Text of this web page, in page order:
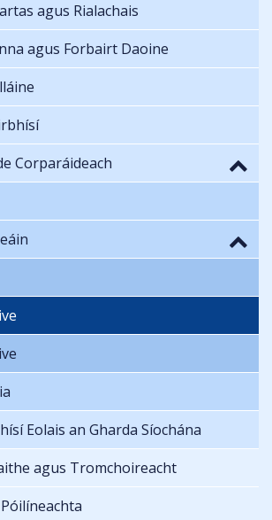
agus Rialachais
agus Forbairt Daoine
Corparáideach
Eolais an Gharda Síochána
agus Tromchoireacht